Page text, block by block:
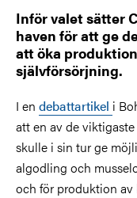
Inför valet sätter
haven för att ge
att öka
självförsörjning.
I en debattartikel i
att en av de
skulle i sin tur ge
algodling och
och för produktion av